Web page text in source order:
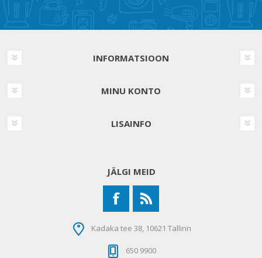
INFORMATSIOON
MINU KONTO
LISAINFO
JÄLGI MEID
Kadaka tee 38, 10621 Tallinn
650 9900